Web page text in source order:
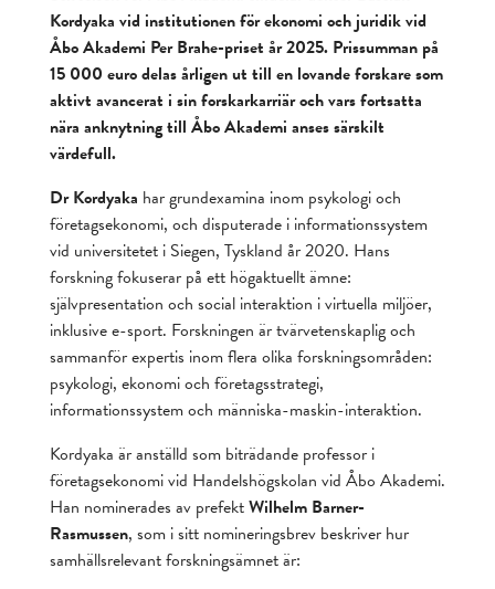
Kordyaka vid institutionen för ekonomi och juridik vid
Åbo Akademi Per Brahe-priset år 2025. Prissumman på
15 000 euro delas årligen ut till en lovande forskare som
aktivt avancerat i sin forskarkarriär och vars fortsatta
nära anknytning till Åbo Akademi anses särskilt
värdefull.
Dr Kordyaka har grundexamina inom psykologi och
företagsekonomi, och disputerade i informationssystem
vid universitetet i Siegen, Tyskland år 2020. Hans
forskning fokuserar på ett högaktuellt ämne:
självpresentation och social interaktion i virtuella miljöer,
inklusive e-sport. Forskningen är tvärvetenskaplig och
sammanför expertis inom flera olika forskningsområden:
psykologi, ekonomi och företagsstrategi,
informationssystem och människa-maskin-interaktion.
Kordyaka är anställd som biträdande professor i
företagsekonomi vid Handelshögskolan vid Åbo Akademi.
Han nominerades av prefektWilhelm Barner-
Rasmussen, som i sitt nomineringsbrev beskriver hur
samhällsrelevant forskningsämnet är: